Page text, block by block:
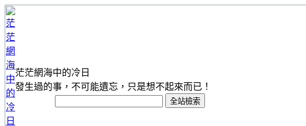
茫茫網海中的冷日
發生過的事，不可能遺忘，只是想不起來而已！